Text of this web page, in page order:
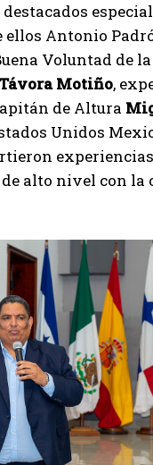
Antonio
Voluntad de la
Motiño,
de Altura
Unidos
alto nivel con la